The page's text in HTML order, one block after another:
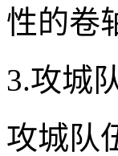
性的卷
3.攻城
攻城队